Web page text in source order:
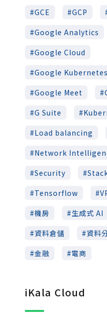
GCE
GCP
Google Analytics
Google Cloud
Google
Google Meet
G Suite
Load balancing
Network
Security
Tensorflow
機房
生成式 AI
資料倉儲
資料
金融
電商
iKala Cloud